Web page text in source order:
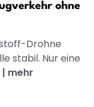
ohne
Drohne
stabil. Nur eine
| mehr